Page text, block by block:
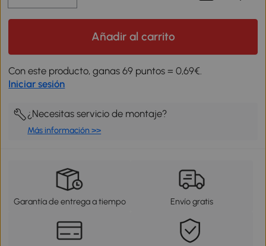
Añadir al carrito
Con este producto, ganas 69 puntos = 0,69€.
Iniciar sesión
¿Necesitas servicio de montaje?
Más información >>
Garantía de entrega a tiempo Envío gratis